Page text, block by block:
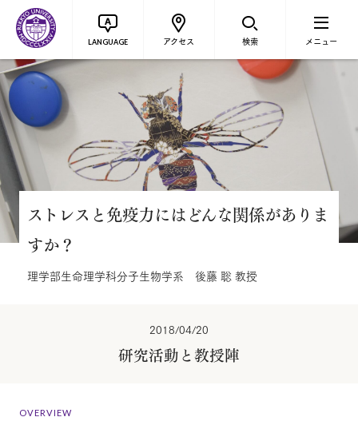
LANGUAGE アクセス 検索 メニュー
ストレスと免疫力にはどんな関係がありま
すか？
理学部生命理学科分子生物学系 後藤 聡 教授
2018/04/20
研究活動と教授陣
OVERVIEW